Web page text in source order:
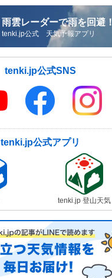
雨雲レーダーで雨を回避！
tenki.jp公式 天気予報アプリ
tenki.jp公式SNS
tenki.jp公式アプリ
tenki.jp 登山天気